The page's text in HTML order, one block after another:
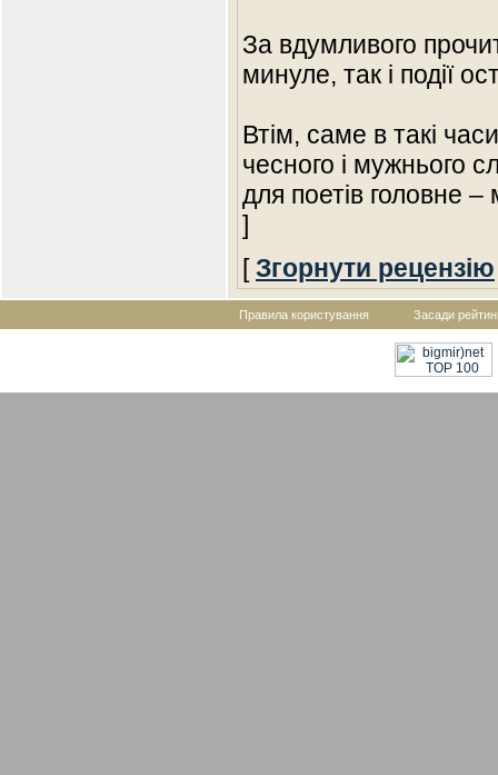
За вдумливого
минуле, так і події
Втім, саме в такі
чесного і мужнього
для поетів головне
]
[Згорнути рецензію
Правила користування Засади